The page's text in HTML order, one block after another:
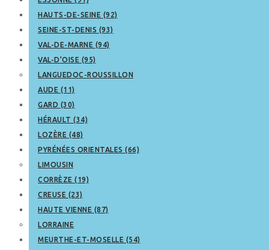
HAUTS-DE-SEINE (92)
SEINE-ST-DENIS (93)
VAL-DE-MARNE (94)
VAL-D’OISE (95)
LANGUEDOC-ROUSSILLON
AUDE (11)
GARD (30)
HÉRAULT (34)
LOZÈRE (48)
PYRÉNÉES ORIENTALES (66)
LIMOUSIN
CORRÈZE (19)
CREUSE (23)
HAUTE VIENNE (87)
LORRAINE
MEURTHE-ET-MOSELLE (54)